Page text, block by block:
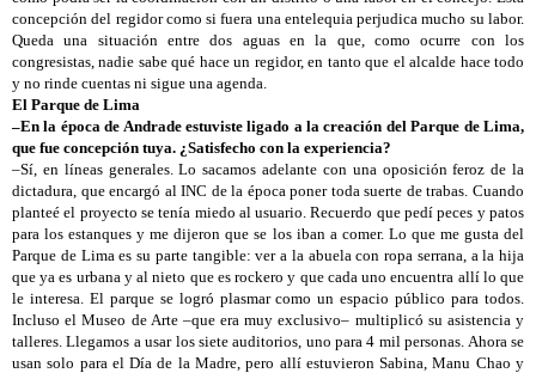
concepción del regidor como si fuera una entelequia perjudica mucho su labor.
Queda una situación entre dos aguas en la que, como ocurre con los
congresistas, nadie sabe qué hace un regidor, en tanto que el alcalde hace todo
y no rinde cuentas ni sigue una agenda.
El Parque de Lima
–En la época de Andrade estuviste ligado a la creación del Parque de Lima,
que fue concepción tuya. ¿Satisfecho con la experiencia?
–Sí, en líneas generales. Lo sacamos adelante con una oposición feroz de la
dictadura, que encargó al INC de la época poner toda suerte de trabas. Cuando
planteé el proyecto se tenía miedo al usuario. Recuerdo que pedí peces y patos
para los estanques y me dijeron que se los iban a comer. Lo que me gusta del
Parque de Lima es su parte tangible: ver a la abuela con ropa serrana, a la hija
que ya es urbana y al nieto que es rockero y que cada uno encuentra allí lo que
le interesa. El parque se logró plasmar como un espacio público para todos.
Incluso el Museo de Arte –que era muy exclusivo– multiplicó su asistencia y
talleres. Llegamos a usar los siete auditorios, uno para 4 mil personas. Ahora se
usan solo para el Día de la Madre, pero allí estuvieron Sabina, Manu Chao y